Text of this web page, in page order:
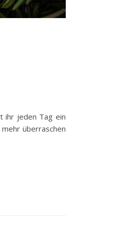
ihr jeden Tag ein
überraschen